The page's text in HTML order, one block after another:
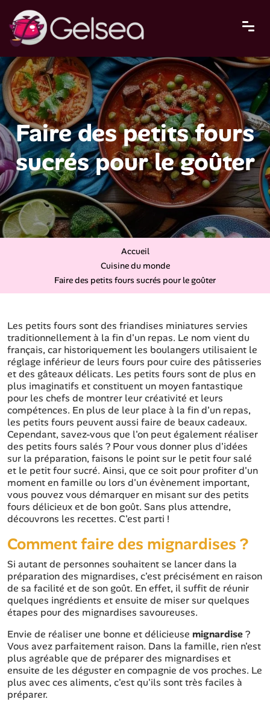
Faire des petits fours
sucrés pour le goûter
Accueil
Cuisine du monde
Faire des petits fours sucrés pour le goûter
Les petits fours sont des friandises miniatures servies
traditionnellement à la fin d'un repas. Le nom vient du
français, car historiquement les boulangers utilisaient le
réglage inférieur de leurs fours pour cuire des pâtisseries
et des gâteaux délicats. Les petits fours sont de plus en
plus imaginatifs et constituent un moyen fantastique
pour les chefs de montrer leur créativité et leurs
compétences. En plus de leur place à la fin d'un repas,
les petits fours peuvent aussi faire de beaux cadeaux.
Cependant, savez-vous que l'on peut également réaliser
des petits fours salés ? Pour vous donner plus d'idées
sur la préparation, faisons le point sur le petit four salé
et le petit four sucré. Ainsi, que ce soit pour profiter d'un
moment en famille ou lors d'un évènement important,
vous pouvez vous démarquer en misant sur des petits
fours délicieux et de bon goût. Sans plus attendre,
découvrons les recettes. C'est parti !
Comment faire des mignardises ?
Si autant de personnes souhaitent se lancer dans la
préparation des mignardises, c'est précisément en raison
de sa facilité et de son goût. En effet, il suffit de réunir
quelques ingrédients et ensuite de miser sur quelques
étapes pour des mignardises savoureuses.
Envie de réaliser une bonne et délicieuse mignardise?
Vous avez parfaitement raison. Dans la famille, rien n'est
plus agréable que de préparer des mignardises et
ensuite de les déguster en compagnie de vos proches. Le
plus avec ces aliments, c'est qu'ils sont très faciles à
préparer.